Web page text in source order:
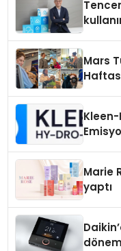
Mars
Kleen-
Marie
yaptı